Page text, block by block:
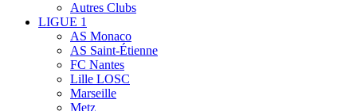
Autres Clubs
LIGUE 1
AS Monaco
AS Saint-Étienne
FC Nantes
Lille LOSC
Marseille
Metz